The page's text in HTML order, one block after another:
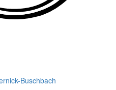
Buschbach